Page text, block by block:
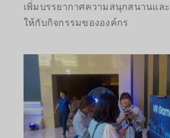
เพิ่มบรรยากาศความสนุกสนานแล
ให้กับกิจกรรมขององค์กร